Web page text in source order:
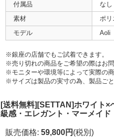
付属品
なし
素材
ポリ
モデル
Aoli
※銀座の店舗でもご試着できます。
※売り切れの商品をご希望の際はお問
※モニターや環境等によって実際の
※サイズは製品の実寸の為、製品ご
[送料無料][SETTAN]ホワイト×
級感・エレガント・マーメイ
販売価格: 59,800円 (税別)